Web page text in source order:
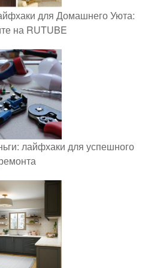
для Домашнего Уюта:
на RUTUBE
лайфхаки для успешного